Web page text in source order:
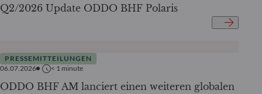
Q2/2026 Update ODDO BHF Polaris
PRESSEMITTEILUNGEN
06.07.2026
< 1 minute
ODDO BHF AM lanciert einen weiteren globalen